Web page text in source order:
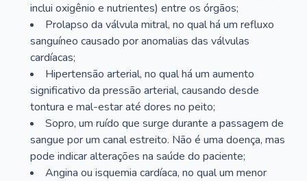
inclui oxigênio e nutrientes) entre os órgãos;
Prolapso da válvula mitral, no qual há um refluxo
sanguíneo causado por anomalias das válvulas
cardíacas;
Hipertensão arterial, no qual há um aumento
significativo da pressão arterial, causando desde
tontura e mal-estar até dores no peito;
Sopro, um ruído que surge durante a passagem de
sangue por um canal estreito. Não é uma doença, mas
pode indicar alterações na saúde do paciente;
Angina ou isquemia cardíaca, no qual um menor